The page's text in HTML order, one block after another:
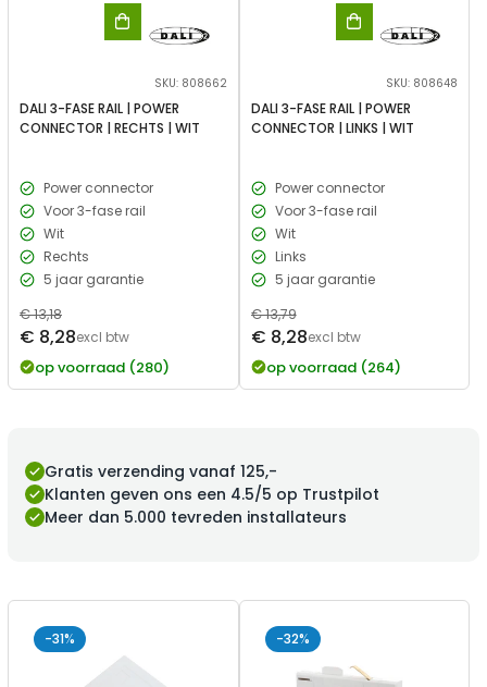
SKU: 808662
DALI 3-FASE RAIL | POWER
CONNECTOR | RECHTS | WIT
Power connector
Voor 3-fase rail
Wit
Rechts
5 jaar garantie
Verkoopprijs
Normale
prijs
€ 13,18
€ 8,28excl btw
op voorraad (280)
SKU: 808648
DALI 3-FASE RAIL | POWER
CONNECTOR | LINKS | WIT
Power connector
Voor 3-fase rail
Wit
Links
5 jaar garantie
Verkoopprijs
Normale
prijs
€ 13,79
€ 8,28excl btw
op voorraad (264)
Gratis verzending vanaf 125,-
Klanten geven ons een 4.5/5 op Trustpilot
Meer dan 5.000 tevreden installateurs
-31% -32%